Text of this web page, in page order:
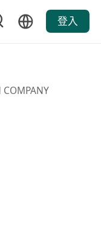
登入
COMPANY